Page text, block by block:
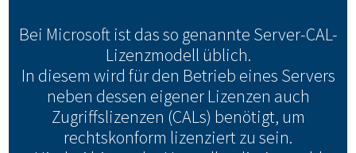
Bei Microsoft ist das so genannte Server-CAL-
Lizenzmodell üblich.
In diesem wird für den Betrieb eines Servers
neben dessen eigener Lizenzen auch
Zugriffslizenzen (CALs) benötigt, um
rechtskonform lizenziert zu sein.